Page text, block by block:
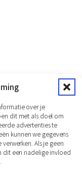
over je
dit met als doel om
advertenties te
kunnen we gegevens
Als je geen
dit een nadelige invloed